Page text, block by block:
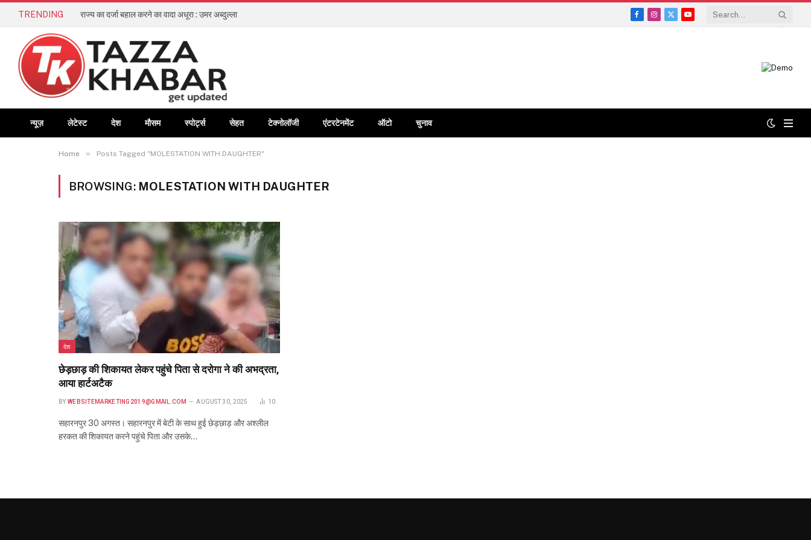
TRENDING राज्य का दर्जा बहाल करने का वादा अधूरा : उमर अब्दुल्ला
Facebook
Instagram
X
YouTube
न्यूज़ लेटेस्ट देश मौसम स्पोर्ट्स सेहत टेक्नोलॉजी एंटरटेनमेंट ऑटो चुनाव
Home » Posts Tagged "MOLESTATION WITH DAUGHTER"
BROWSING: MOLESTATION WITH DAUGHTER
देश
छेड़छाड़ की शिकायत लेकर पहुंचे पिता से दरोगा ने की अभद्रता,
आया हार्टअटैक
BY WEBSITEMARKETING2019@GMAIL.COM AUGUST 30, 2025 10
सहारनपुर 30 अगस्त। सहारनपुर में बेटी के साथ हुई छेड़छाड़ और अश्लील
हरकत की शिकायत करने पहुंचे पिता और उसके…